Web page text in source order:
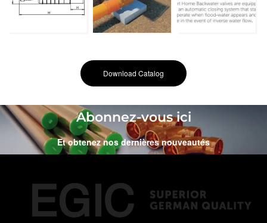
Download Catalog
Abonnez-vous ici
Et obtenez nos dernières nouveautés